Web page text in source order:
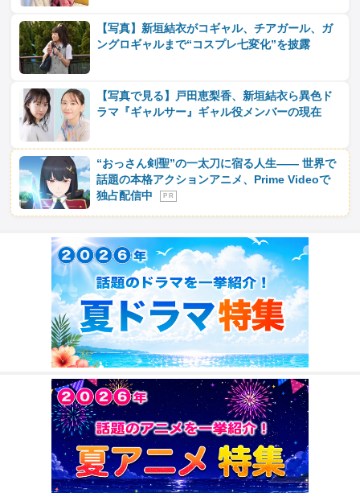
【写真】新垣結衣がコギャル、チアガール、ガ
ングロギャルまで“コスプレ七変化”を披露
【写真で見る】戸田恵梨香、新垣結衣ら異色ド
ラマ『ギャルサー』ギャル役メンバーの現在
“おっさん剣聖”の一太刀に宿る人生―― 世界で
話題の本格アクションアニメ、Prime Videoで
独占配信中
P R